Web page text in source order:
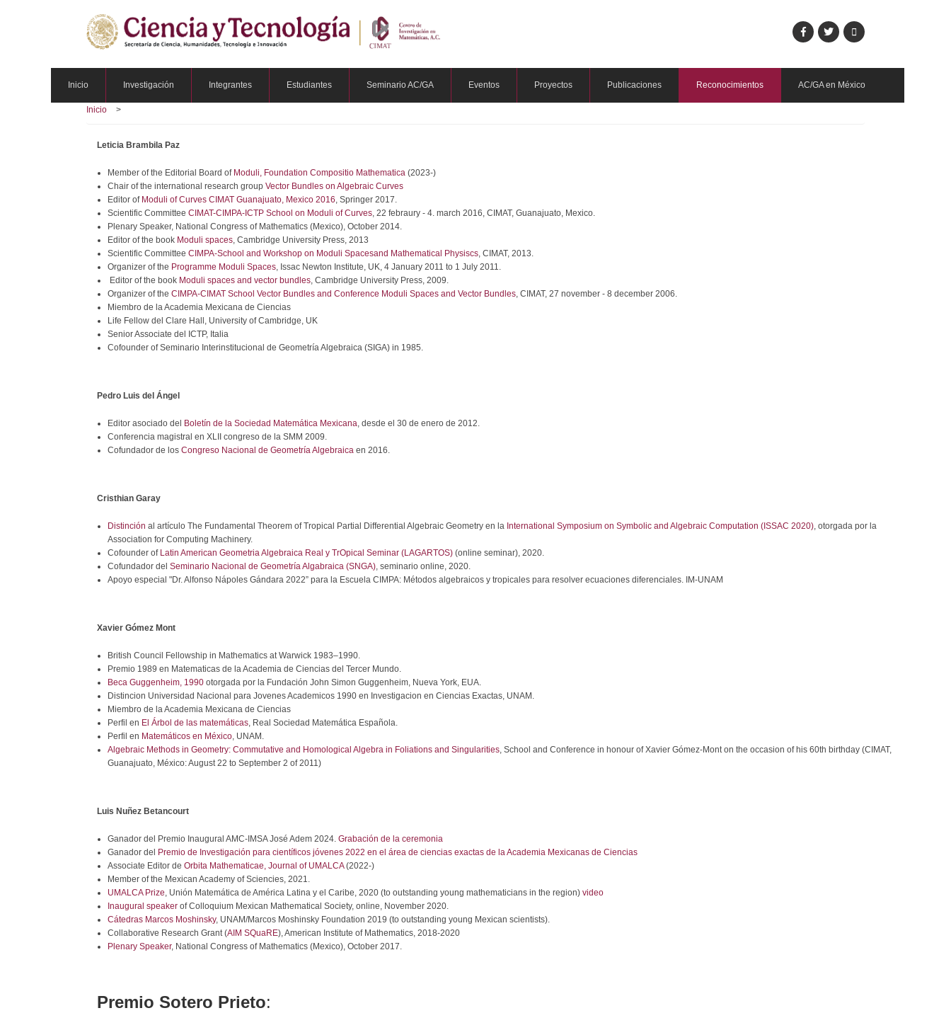
Inicio Investigación Integrantes Estudiantes Seminario AC/GA Eventos Proyectos Publicaciones Reconocimientos AC/GA en México
Inicio
Leticia Brambila Paz
Member of the Editorial Board of Moduli, Foundation Compositio Mathematica (2023-)
Chair of the international research group Vector Bundles on Algebraic Curves
Editor of Moduli of Curves CIMAT Guanajuato, Mexico 2016, Springer 2017.
Scientific Committee CIMAT-CIMPA-ICTP School on Moduli of Curves, 22 febraury - 4. march 2016, CIMAT, Guanajuato, Mexico.
Plenary Speaker, National Congress of Mathematics (Mexico), October 2014.
Editor of the book Moduli spaces, Cambridge University Press, 2013
Scientific Committee CIMPA-School and Workshop on Moduli Spacesand Mathematical Physiscs, CIMAT, 2013.
Organizer of the Programme Moduli Spaces, Issac Newton Institute, UK, 4 January 2011 to 1 July 2011.
Editor of the book Moduli spaces and vector bundles, Cambridge University Press, 2009.
Organizer of the CIMPA-CIMAT School Vector Bundles and Conference Moduli Spaces and Vector Bundles, CIMAT, 27 november - 8 december 2006.
Miembro de la Academia Mexicana de Ciencias
Life Fellow del Clare Hall, University of Cambridge, UK
Senior Associate del ICTP, Italia
Cofounder of Seminario Interinstitucional de Geometría Algebraica (SIGA) in 1985.
Pedro Luis del Ángel
Editor asociado del Boletín de la Sociedad Matemática Mexicana, desde el 30 de enero de 2012.
Conferencia magistral en XLII congreso de la SMM 2009.
Cofundador de los Congreso Nacional de Geometría Algebraica en 2016.
Cristhian Garay
Distinción al artículo The Fundamental Theorem of Tropical Partial Differential Algebraic Geometry en la International Symposium on Symbolic and Algebraic Computation (ISSAC 2020), otorgada por la
Association for Computing Machinery.
Cofounder of Latin American Geometria Algebraica Real y TrOpical Seminar (LAGARTOS) (online seminar), 2020.
Cofundador del Seminario Nacional de Geometría Algabraica (SNGA), seminario online, 2020.
Apoyo especial "Dr. Alfonso Nápoles Gándara 2022” para la Escuela CIMPA: Métodos algebraicos y tropicales para resolver ecuaciones diferenciales. IM-UNAM
Xavier Gómez Mont
British Council Fellowship in Mathematics at Warwick 1983–1990.
Premio 1989 en Matematicas de la Academia de Ciencias del Tercer Mundo.
Beca Guggenheim, 1990 otorgada por la Fundación John Simon Guggenheim, Nueva York, EUA.
Distincion Universidad Nacional para Jovenes Academicos 1990 en Investigacion en Ciencias Exactas, UNAM.
Miembro de la Academia Mexicana de Ciencias
Perfil en El Árbol de las matemáticas, Real Sociedad Matemática Española.
Perfil en Matemáticos en México, UNAM.
Algebraic Methods in Geometry: Commutative and Homological Algebra in Foliations and Singularities, School and Conference in honour of Xavier Gómez-Mont on the occasion of his 60th birthday (CIMAT,
Guanajuato, México: August 22 to September 2 of 2011)
Luis Nuñez Betancourt
Ganador del Premio Inaugural AMC-IMSA José Adem 2024. Grabación de la ceremonia
Ganador del
Premio de Investigación para científicos jóvenes 2022 en el área de ciencias exactas de la Academia Mexicanas de Ciencias
Associate Editor de Orbita Mathematicae, Journal of UMALCA(2022-)
Member of the Mexican Academy of Sciencies, 2021.
UMALCA Prize, Unión Matemática de América Latina y el Caribe, 2020 (to outstanding young mathematicians in the region) video
Inaugural speaker of Colloquium Mexican Mathematical Society, online, November 2020.
Cátedras Marcos Moshinsky, UNAM/Marcos Moshinsky Foundation 2019 (to outstanding young Mexican scientists).
Collaborative Research Grant (AIM SQuaRE), American Institute of Mathematics, 2018-2020
Plenary Speaker, National Congress of Mathematics (Mexico), October 2017.
Premio Sotero Prieto: